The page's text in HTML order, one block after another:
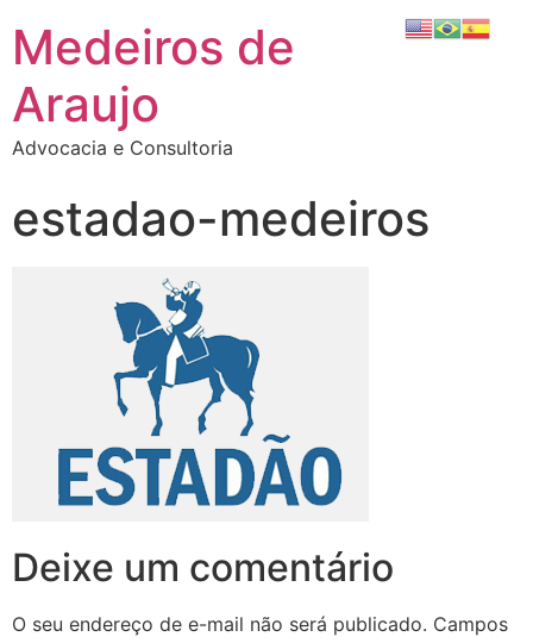
Medeiros de
Araujo
Advocacia e Consultoria
estadao-medeiros
Deixe um comentário
O seu endereço de e-mail não será publicado. Campos